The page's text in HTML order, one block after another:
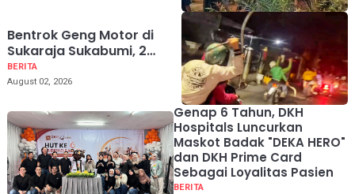
Bentrok Geng Motor di
Sukaraja Sukabumi, 2
Warga Sipil Jadi Korban
Salah Sasaran
BERITA
August 02, 2026
Genap 6 Tahun, DKH
Hospitals Luncurkan
Maskot Badak "DEKA HERO"
dan DKH Prime Card
Sebagai Loyalitas Pasien
BERITA